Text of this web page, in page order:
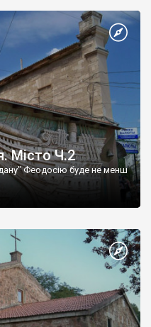
Місто Ч.2
Феодосію буде не менш